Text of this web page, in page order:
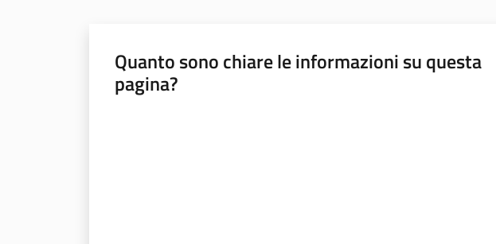
Quanto sono chiare le informazioni su questa
pagina?